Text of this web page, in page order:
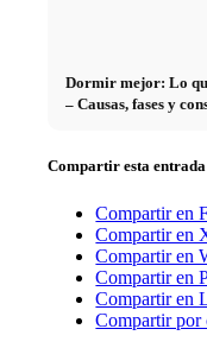
Dormir mejor: Lo
– Causas, fases y
Compartir esta entrada
Compartir en
Compartir en
Compartir en
Compartir en
Compartir en
Compartir por